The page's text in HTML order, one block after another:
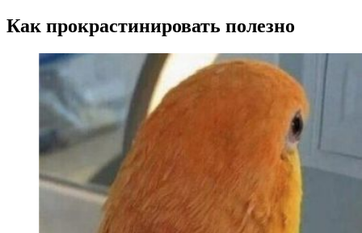
Как прокрастинировать полезно